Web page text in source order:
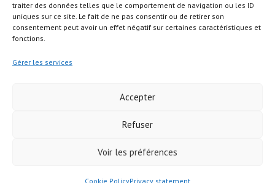
traiter des données telles que le comportement de navigation ou les ID
uniques sur ce site. Le fait de ne pas consentir ou de retirer son
consentement peut avoir un effet négatif sur certaines caractéristiques et
fonctions.
Gérer les services
Accepter
Refuser
Voir les préférences
Cookie PolicyPrivacy statement
Copyright © 2026